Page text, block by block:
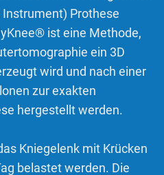
Prothese
ist eine Methode,
ein 3D
wird und nach einer
zur exakten
hergestellt werden.
Kniegelenk mit Krücken
belastet werden. Die